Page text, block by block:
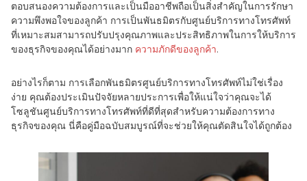
ตอบสนองความต้องการและเป็นมืออาชีพถือเป็นสิ่งสำคัญในการรักษา
ความพึงพอใจของลูกค้า การเป็นพันธมิตรกับศูนย์บริการทางโทรศัพท์
ที่เหมาะสมสามารถปรับปรุงคุณภาพและประสิทธิภาพในการให้บริการ
ของธุรกิจของคุณได้อย่างมาก ความภักดีของลูกค้า.
อย่างไรก็ตาม การเลือกพันธมิตรศูนย์บริการทางโทรศัพท์ไม่ใช่เรื่อง
ง่าย คุณต้องประเมินปัจจัยหลายประการเพื่อให้แน่ใจว่าคุณจะได้
โซลูชันศูนย์บริการทางโทรศัพท์ที่ดีที่สุดสำหรับความต้องการทาง
ธุรกิจของคุณ นี่คือคู่มือฉบับสมบูรณ์ที่จะช่วยให้คุณตัดสินใจได้ถูกต้อง